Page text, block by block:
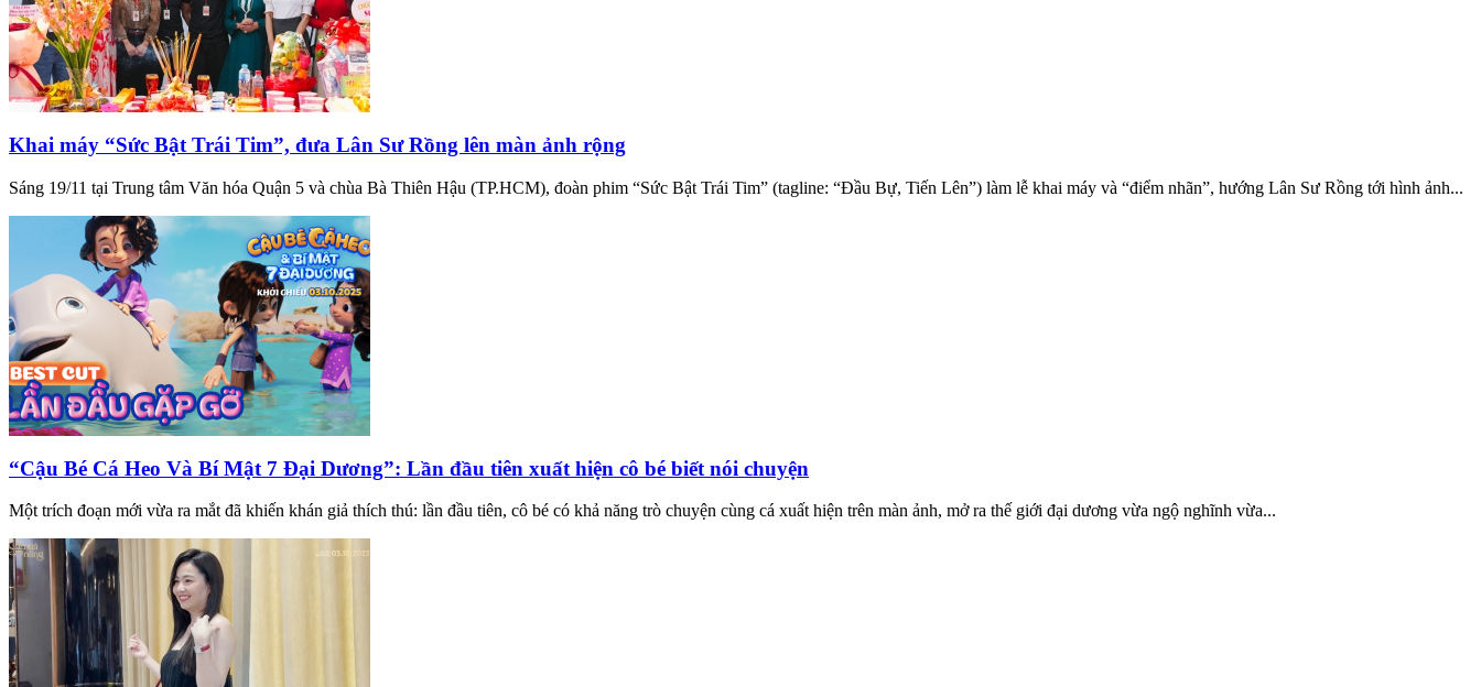
Khai máy “Sức Bật Trái Tim”, đưa Lân Sư Rồng lên màn ảnh rộng
Sáng 19/11 tại Trung tâm Văn hóa Quận 5 và chùa Bà Thiên Hậu (TP.HCM), đoàn phim “Sức Bật Trái Tim” (tagline: “Đầu Bự, Tiến Lên”) làm lễ khai máy và “điểm nhãn”, hướng Lân Sư Rồng tới hình ảnh...
“Cậu Bé Cá Heo Và Bí Mật 7 Đại Dương”: Lần đầu tiên xuất hiện cô bé biết nói chuyện
Một trích đoạn mới vừa ra mắt đã khiến khán giả thích thú: lần đầu tiên, cô bé có khả năng trò chuyện cùng cá xuất hiện trên màn ảnh, mở ra thế giới đại dương vừa ngộ nghĩnh vừa...